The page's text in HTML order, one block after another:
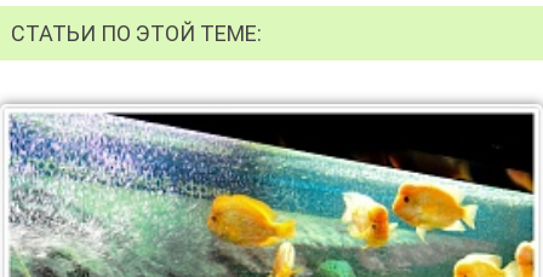
СТАТЬИ ПО ЭТОЙ ТЕМЕ: